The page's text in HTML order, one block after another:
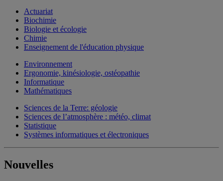
Actuariat
Biochimie
Biologie et écologie
Chimie
Enseignement de l'éducation physique
Environnement
Ergonomie, kinésiologie, ostéopathie
Informatique
Mathématiques
Sciences de la Terre: géologie
Sciences de l’atmosphère : météo, climat
Statistique
Systèmes informatiques et électroniques
Nouvelles